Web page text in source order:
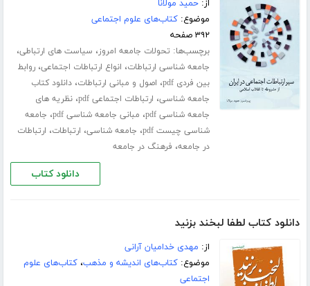
از:حمید مولانا
موضوع:کتاب‌های علوم اجتماعی
۳۹۲ صفحه
برچسب‌ها: تحولات جامعه امروز، سیاست های ارتباطی،
جامعه شناسی ارتباطات، انواع ارتباطات اجتماعی،روابط
بین فردی pdf
، اصول و مبانی ارتباطات،دانلود کتاب
جامعه شناسی، ارتباطات اجتماعی pdf ،نظریه های
جامعه شناسی pdf
، مبانی جامعه شناسی pdf ، جامعه
شناسی چیست pdf
، جامعه شناسی، ارتباطات، ارتباطات
در جامعه، فرهنگ در جامعه
دانلود کتاب
دانلود کتاب لطفا لبخند بزنید
از: مهدی خدامیان آرانی
موضوع:کتاب‌های اندیشه و مذهب،کتاب‌های علوم
اجتماعی